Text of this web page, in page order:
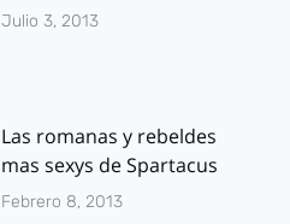
Julio 3, 2013
Las romanas y rebeldes
mas sexys de Spartacus
Febrero 8, 2013